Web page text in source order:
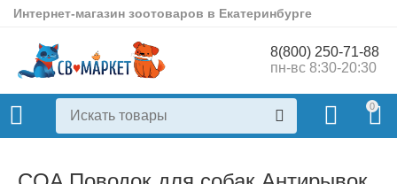
Интернет-магазин зоотоваров в Екатеринбурге
8(800) 250-71-88
пн-вс 8:30-20:30
0